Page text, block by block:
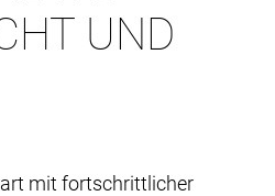
UND
mit fortschrittlicher